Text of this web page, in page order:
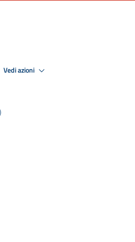
Vedi azioni